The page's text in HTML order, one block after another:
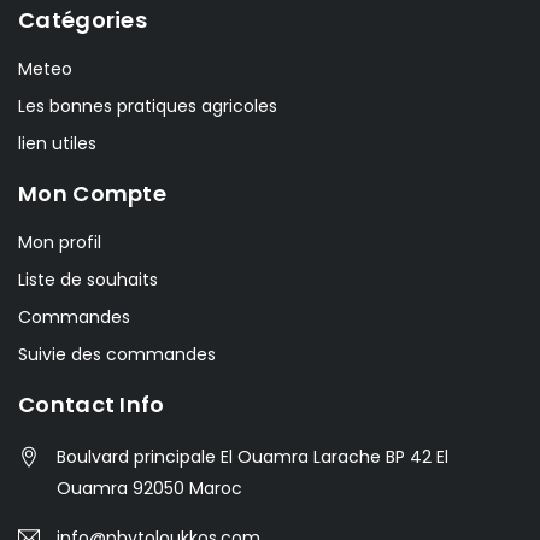
Catégories
Meteo
Les bonnes pratiques agricoles
lien utiles
Mon Compte
Mon profil
Liste de souhaits
Commandes
Suivie des commandes
Contact Info
Boulvard principale El Ouamra Larache BP 42 El
Ouamra 92050 Maroc